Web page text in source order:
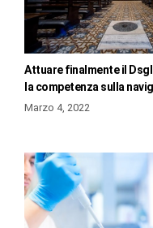
Attuare finalmente il
la competenza sulla
Marzo 4, 2022